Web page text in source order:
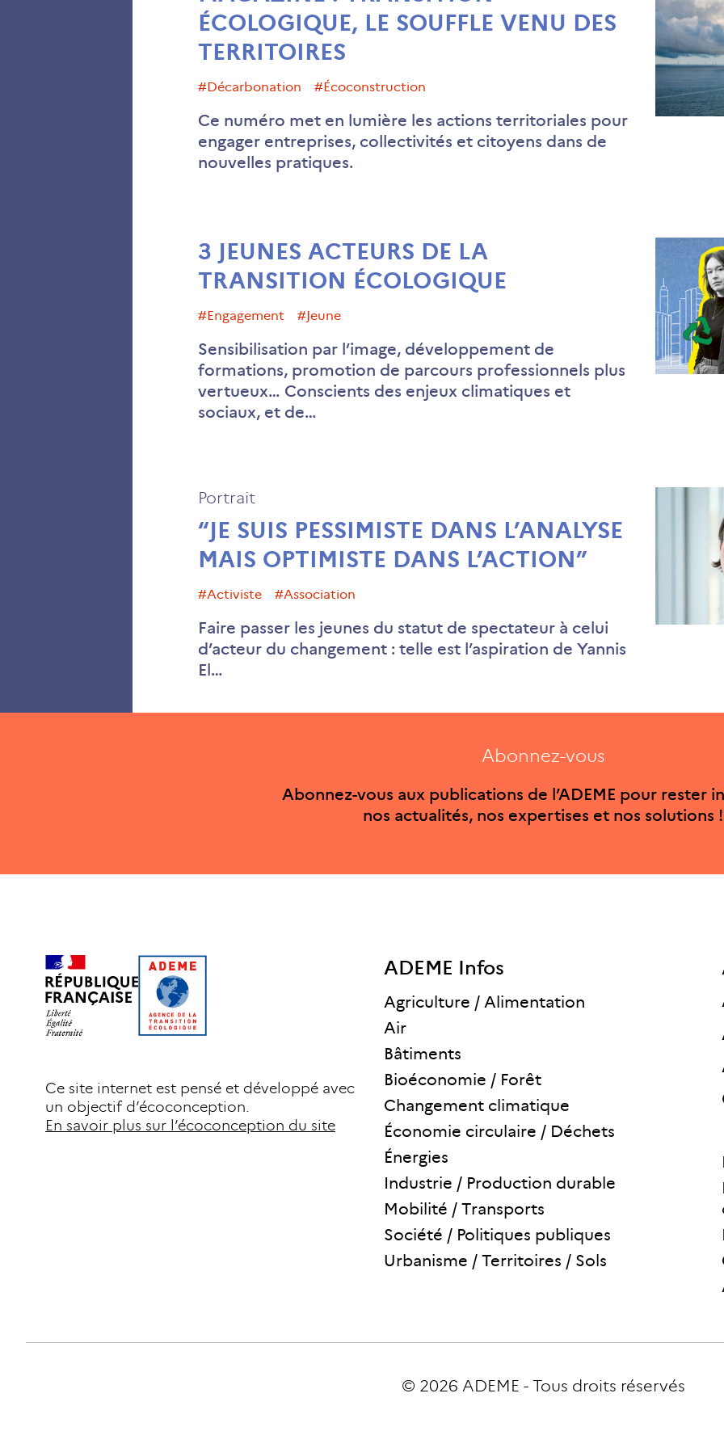
ÉCOLOGIQUE, LE SOUFFLE VENU DES
TERRITOIRES
#décarbonation #écoconstruction
Ce numéro met en lumière les actions territoriales pour
engager entreprises, collectivités et citoyens dans de
nouvelles pratiques.
3 JEUNES ACTEURS DE LA
TRANSITION ÉCOLOGIQUE
#engagement #jeune
Sensibilisation par l’image, développement de
formations, promotion de parcours professionnels plus
vertueux… Conscients des enjeux climatiques et
sociaux, et de…
“JE SUIS PESSIMISTE DANS L’ANALYSE
MAIS OPTIMISTE DANS L’ACTION”
Portrait
#activiste #association
Faire passer les jeunes du statut de spectateur à celui
d’acteur du changement : telle est l’aspiration de Yannis
El…
Abonnez-vous
Abonnez-vous aux publications de l’ADEME pour rester
nos actualités, nos expertises et nos solutions !
Ce site internet est pensé et développé avec
un objectif d’écoconception.
En savoir plus sur l’écoconception du site
ADEME Infos
Agriculture / Alimentation
Air
Bâtiments
Bioéconomie / Forêt
Changement climatique
Économie circulaire / Déchets
Énergies
Industrie / Production durable
Mobilité / Transports
Société / Politiques publiques
Urbanisme / Territoires / Sols
© 2026 ADEME - Tous droits réservés